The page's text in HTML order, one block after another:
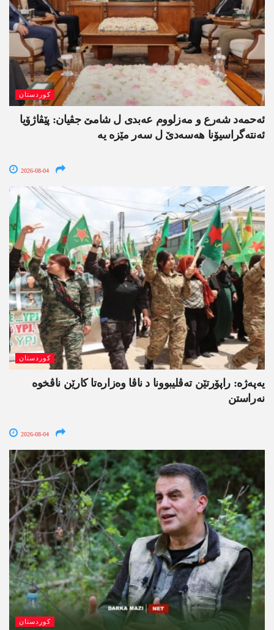
کوردستان
ئەحمەد شەرع و مەزلووم عەبدی ل شامێ جڤیان: پێڤاژۆیا
ئەنتەگراسیۆنا ھەسەدێ ل سەر مێزە یە
2026-08-04
کوردستان
یەپەژە: راپۆرتێن تەڤلیبوونا د ناڤا وەزارەتا کارێن ناڤخوە
نەراستن
2026-08-04
کوردستان